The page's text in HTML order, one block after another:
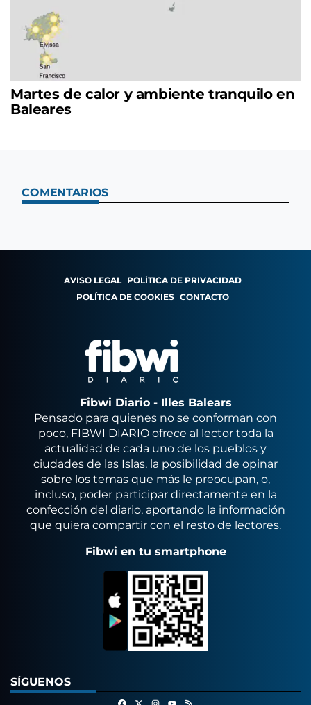
Martes de calor y ambiente tranquilo en
Baleares
COMENTARIOS
AVISO LEGAL POLÍTICA DE PRIVACIDAD
POLÍTICA DE COOKIES CONTACTO
Fibwi Diario - Illes Balears
Pensado para quienes no se conforman con
poco, FIBWI DIARIO ofrece al lector toda la
actualidad de cada uno de los pueblos y
ciudades de las Islas, la posibilidad de opinar
sobre los temas que más le preocupan, o,
incluso, poder participar directamente en la
confección del diario, aportando la información
que quiera compartir con el resto de lectores.
Fibwi en tu smartphone
SÍGUENOS
FacebookInstagram